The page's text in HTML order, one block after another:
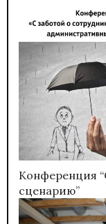
Конференция
сценарию”